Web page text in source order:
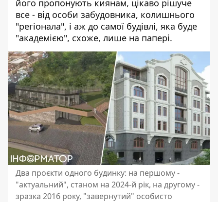
його пропонують киянам, цікаво рішуче
все - від особи забудовника, колишнього
"регіонала", і аж до самої будівлі, яка буде
"академією", схоже, лише на папері.
Два проєкти одного будинку: на першому -
"актуальний", станом на 2024-й рік, на другому -
зразка 2016 року, "завернутий" особисто